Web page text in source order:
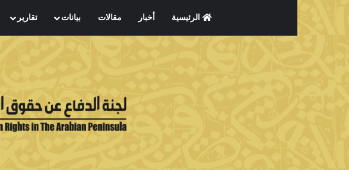
الرئيسية أخبار مقالات بيانات تقارير